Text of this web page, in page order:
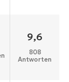
9,6
808
Antworten